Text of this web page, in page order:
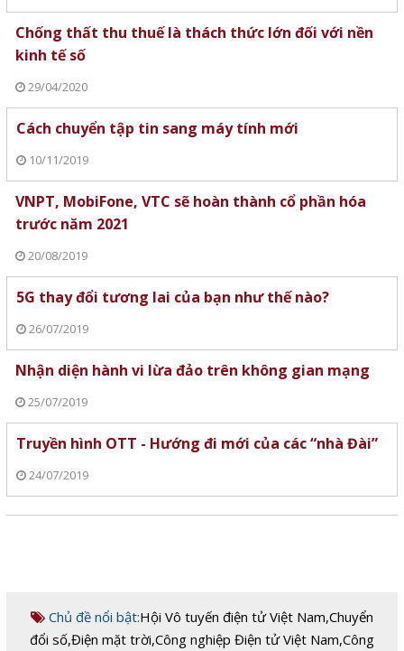
Chống thất thu thuế là thách thức lớn đối với nền
kinh tế số
29/04/2020
Cách chuyển tập tin sang máy tính mới
10/11/2019
VNPT, MobiFone, VTC sẽ hoàn thành cổ phần hóa
trước năm 2021
20/08/2019
5G thay đổi tương lai của bạn như thế nào?
26/07/2019
Nhận diện hành vi lừa đảo trên không gian mạng
25/07/2019
Truyền hình OTT - Hướng đi mới của các “nhà Đài”
24/07/2019
Chủ đề nổi bật:Hội Vô tuyến điện tử Việt Nam,Chuyển
đổi số,Điện mặt trời,Công nghiệp Điện tử Việt Nam,Công